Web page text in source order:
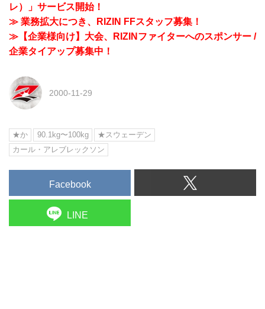
レ）」サービス開始！
≫ 業務拡大につき、RIZIN FFスタッフ募集！
≫【企業様向け】大会、RIZINファイターへのスポンサー /
企業タイアップ募集中！
2000-11-29
★か 90.1kg〜100kg
★スウェーデン
カール・アレブレックソン
Facebook
LINE